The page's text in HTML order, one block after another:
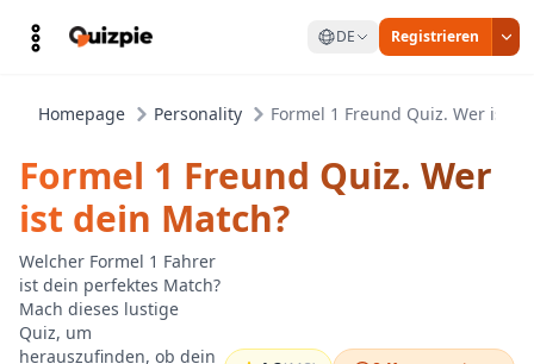
DE Registrieren
Homepage Personality Formel 1 Freund Quiz. Wer ist
Formel 1 Freund Quiz. Wer
ist dein Match?
Welcher Formel 1 Fahrer
ist dein perfektes Match?
Mach dieses lustige
Quiz, um
herauszufinden, ob dein